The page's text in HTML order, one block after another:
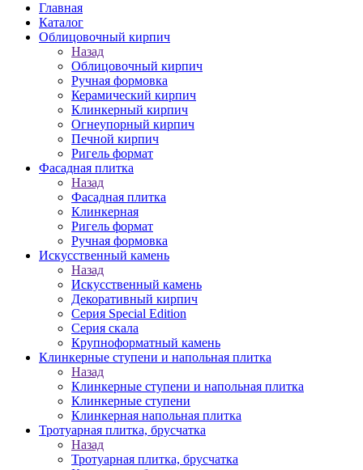
Главная
Каталог
Облицовочный кирпич
Назад
Облицовочный кирпич
Ручная формовка
Керамический кирпич
Клинкерный кирпич
Огнеупорный кирпич
Печной кирпич
Ригель формат
Фасадная плитка
Назад
Фасадная плитка
Клинкерная
Ригель формат
Ручная формовка
Искусственный камень
Назад
Искусственный камень
Декоративный кирпич
Серия Special Edition
Серия скала
Крупноформатный камень
Клинкерные ступени и напольная плитка
Назад
Клинкерные ступени и напольная плитка
Клинкерные ступени
Клинкерная напольная плитка
Тротуарная плитка, брусчатка
Назад
Тротуарная плитка, брусчатка